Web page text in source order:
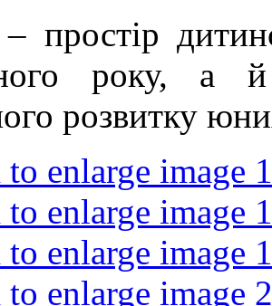
– простір
року, а
розвитку